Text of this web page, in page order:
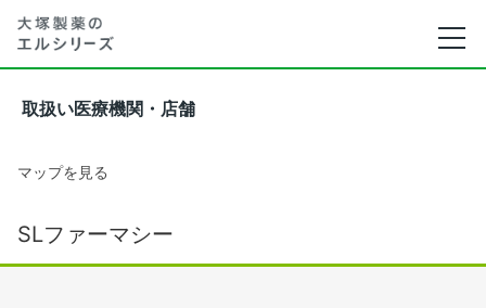
取扱い医療機関・店舗
マップを見る
SLファーマシー